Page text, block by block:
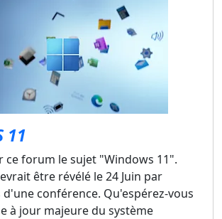
11
ce forum le sujet "Windows 11".
être révélé le 24 Juin par
conférence. Qu'espérez-vous
à jour majeure du système